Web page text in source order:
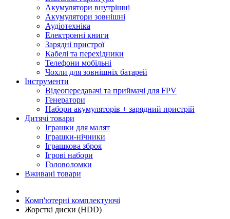
Акумулятори внутрішні
Акумулятори зовнішні
Аудіотехніка
Електронні книги
Зарядні пристрої
Кабелі та перехідники
Телефони мобільні
Чохли для зовнішніх батарей
Інструменти
Відеопередавачі та приймачі для FPV
Генератори
Набори акумуляторів + зарядний пристрій
Дитячі товари
Іграшки для малят
Іграшки-нічники
Іграшкова зброя
Ігрові набори
Головоломки
Вживані товари
Комп'ютерні комплектуючі
Жорсткі диски (HDD)